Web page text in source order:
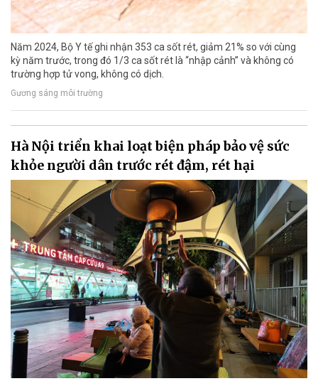
Năm 2024, Bộ Y tế ghi nhận 353 ca sốt rét, giảm 21% so với cùng
kỳ năm trước, trong đó 1/3 ca sốt rét là “nhập cảnh” và không có
trường hợp tử vong, không có dịch.
Gương sáng môi trường
Hà Nội triển khai loạt biện pháp bảo vệ sức
khỏe người dân trước rét đậm, rét hại